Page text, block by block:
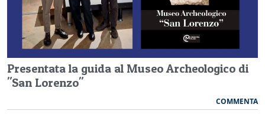
Presentata la guida al Museo Archeologico di
"San Lorenzo"
COMMENTA